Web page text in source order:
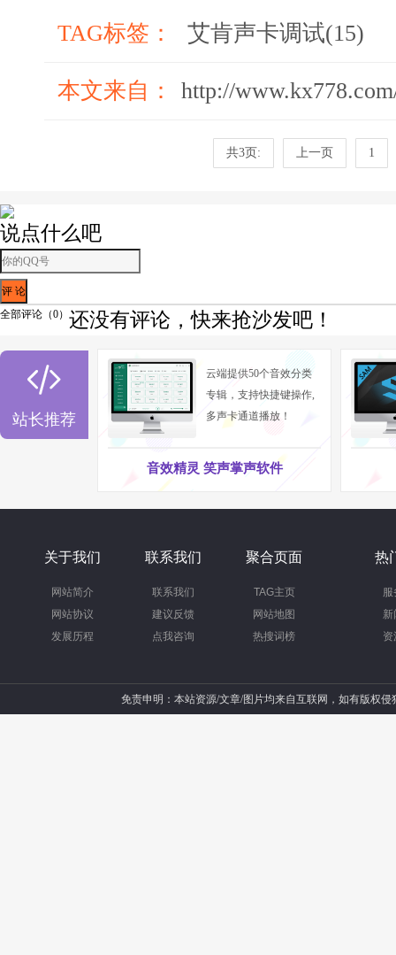
3.重启电脑，连接好声卡及麦克风、耳机等设备，
4.双击屏幕右下角 图标，进入iCON Utrack
TAG标签： 艾肯声卡调试(15)
本文来自： http://
共3页: 上一页 1
说点什么吧
全部评论（0） 还没有评论，快来抢沙发吧！

站长推荐
云端提供50个音效分类
专辑，支持快捷键操作,
多声卡通道播放！
音效精灵 笑声掌声软件
关于我们
网站简介
网站协议
发展历程
联系我们
联系我们
建议反馈
点我咨询
聚合页面
TAG主页
网站地图
热搜词榜
热
服
新
资
免责申明：本站资源/文章/图片均来自互联网，如有版权